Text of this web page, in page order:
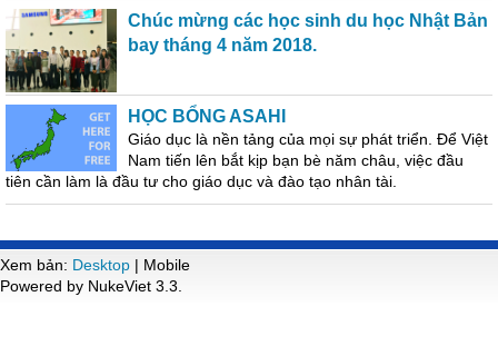
Chúc mừng các học sinh du học Nhật Bản
bay tháng 4 năm 2018.
HỌC BỔNG ASAHI
Giáo dục là nền tảng của mọi sự phát triển. Để Việt
Nam tiến lên bắt kịp bạn bè năm châu, việc đầu
tiên cần làm là đầu tư cho giáo dục và đào tạo nhân tài.
Xem bản: Desktop | Mobile
Powered by NukeViet 3.3.